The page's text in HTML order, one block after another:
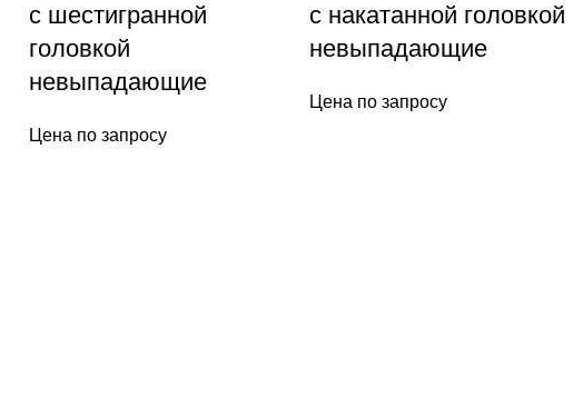
с шестигранной
головкой
невыпадающие
Цена по запросу
с накатанной головкой
невыпадающие
Цена по запросу